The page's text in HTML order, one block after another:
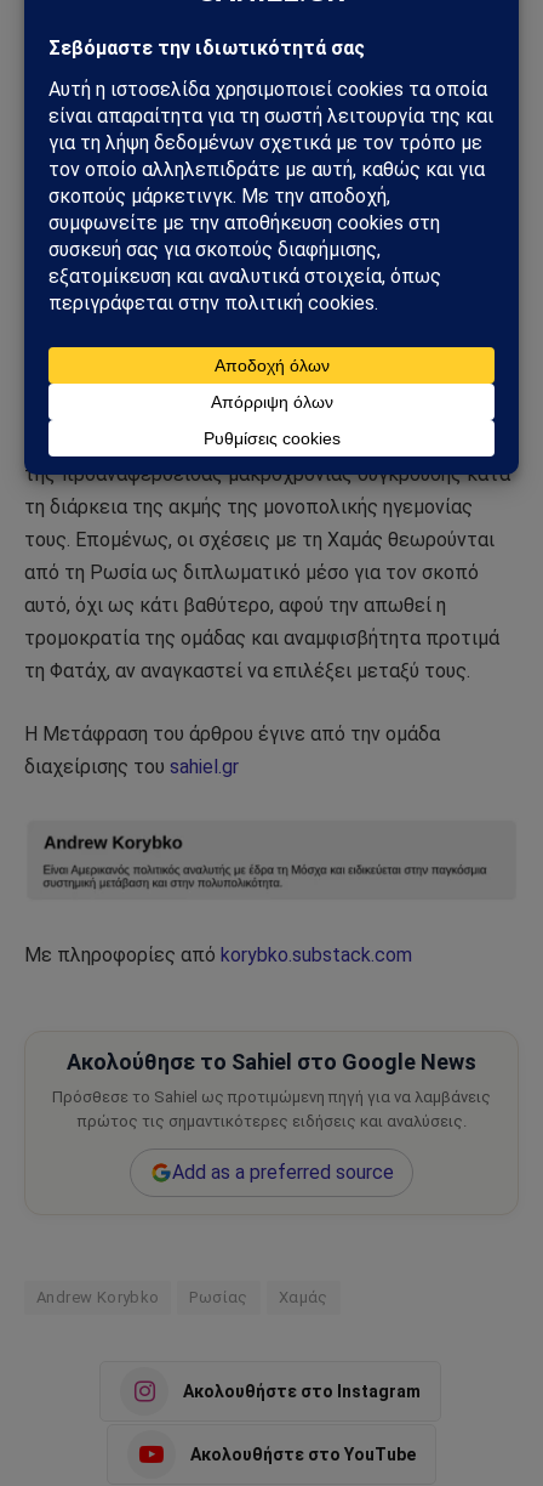
περισσότερων από δώδεκα Ρώσων (διπλών) πολιτών.
Προτεραιότητα του Κρεμλίνου είναι να παρουσιαστεί
ως ένας πραγματικά ουδέτερος παράγοντας σε αυτόν
τον τελευταίο πόλεμο, προκειμένου να αναζωογονήσει
την αδιέξοδη ειρηνευτική διαδικασία με σκοπό την
ιδανική διαμεσολάβηση για την επίλυση της
μακροχρόνιας ισραηλινο-παλαιστινιακής σύγκρουσης.
Αυτός ο ευγενής στόχος προϋποθέτει τη διατήρηση
ρεαλιστικών δεσμών με όλα τα μέρη, διαφορετικά δεν
υπάρχει καμία πιθανότητα να σπάσει το μονοπώλιο
των ΗΠΑ στην ειρηνευτική διαδικασία, τις οποίες η
Μόσχα θεωρεί υπεύθυνες για την αποτυχία επίλυσης
της προαναφερθείσας μακροχρόνιας σύγκρουσης κατά
τη διάρκεια της ακμής της μονοπολικής ηγεμονίας
τους. Επομένως, οι σχέσεις με τη Χαμάς θεωρούνται
από τη Ρωσία ως διπλωματικό μέσο για τον σκοπό
αυτό, όχι ως κάτι βαθύτερο, αφού την απωθεί η
τρομοκρατία της ομάδας και αναμφισβήτητα προτιμά
τη Φατάχ, αν αναγκαστεί να επιλέξει μεταξύ τους.
Η Μετάφραση του άρθρου έγινε από την ομάδα
διαχείρισης του sahiel.gr
Με πληροφορίες από korybko.substack.com
Ακολούθησε το Sahiel στο Google News
Πρόσθεσε το Sahiel ως προτιμώμενη πηγή για να λαμβάνεις
πρώτος τις σημαντικότερες ειδήσεις και αναλύσεις.
Add as a preferred source
Andrew Korybko Ρωσίας Χαμάς
Ακολουθήστε στο Instagram
Ακολουθήστε στο YouTube